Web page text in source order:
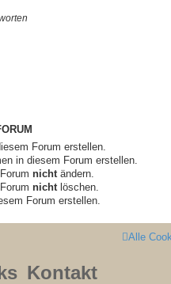
Forum erstellen.
in diesem Forum erstellen.
nichtändern.
nichtlöschen.
Forum erstellen.
Alle
Kontakt